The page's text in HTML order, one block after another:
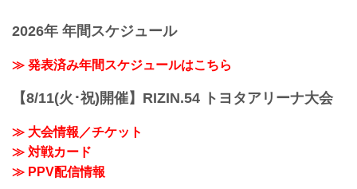
JR京浜東北線・JR上野東京ライン（宇都
宮線・高崎線）「さいた...
景、質疑応答の様子を是非ライブ配信で
スケジュール更新情報
以下の公開練習スケジュールが追加され
ま...
日時
※開始時間は予定です。決定次第RIZIN
す。
主催
2026年 年間スケジュール
≫ 発表済み年間スケジュールはこちら
【8/11(火･祝)開催】RIZIN.54 トヨタアリーナ大会
≫ 大会情報／チケット
≫ 対戦カード
≫ PPV配信情報